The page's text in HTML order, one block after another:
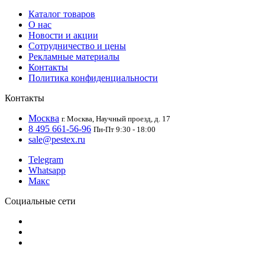
Каталог товаров
О нас
Новости и акции
Сотрудничество и цены
Рекламные материалы
Контакты
Политика конфиденциальности
Контакты
Москва г. Москва, Научный проезд, д. 17
8 495 661-56-96 Пн-Пт 9:30 - 18:00
sale@pestex.ru
Telegram
Whatsapp
Макс
Социальные сети